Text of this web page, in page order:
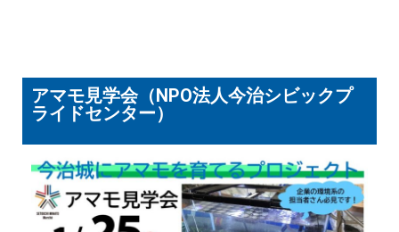
アマモ見学会（NPO法人今治シビックプ
ライドセンター）